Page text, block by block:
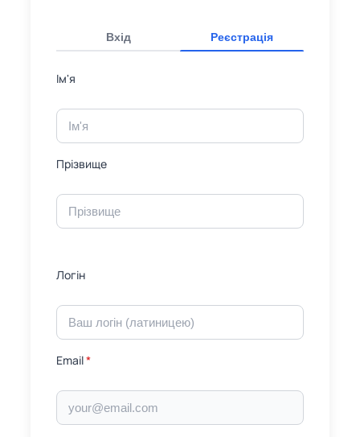
Вхід Реєстрація
Ім'я
Прізвище
Логін
Email*